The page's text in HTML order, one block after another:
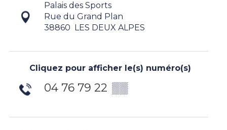
Palais des Sports
Rue du Grand Plan
38860
LES DEUX ALPES
Cliquez pour afficher le(s) numéro(s)
04 76 79 22 ▒▒